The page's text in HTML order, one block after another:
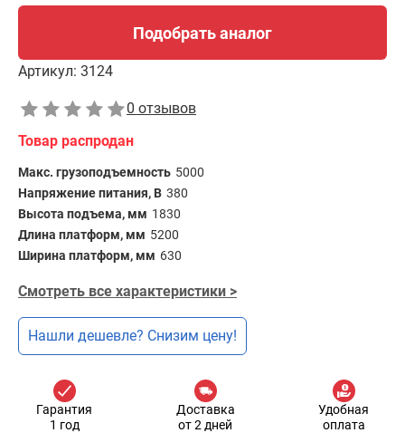
Подобрать аналог
Артикул: 3124
0 отзывов
Товар распродан
Макс. грузоподъемность 5000
Напряжение питания, В 380
Высота подъема, мм 1830
Длина платформ, мм 5200
Ширина платформ, мм 630
Смотреть все характеристики >
Нашли дешевле? Снизим цену!
Гарантия
1 год
Доставка
от 2 дней
Удобная
оплата